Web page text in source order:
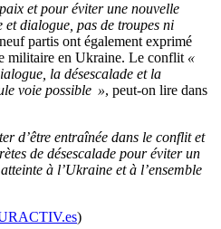
et pour éviter une nouvelle
et dialogue, pas de troupes ni
partis ont également exprimé
militaire en Ukraine. Le conflit «
la désescalade et la
voie possible », peut-on lire dans
d’être entraînée dans le conflit et
de désescalade pour éviter un
à l’Ukraine et à l’ensemble
)